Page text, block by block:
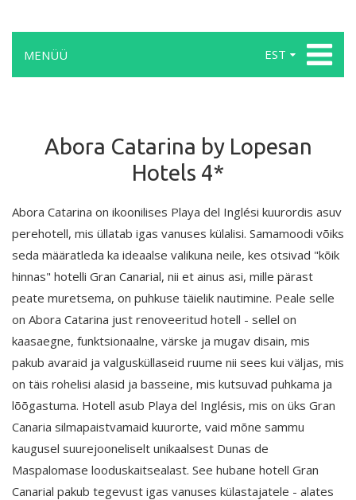
EST
MENÜÜ
Abora Catarina by Lopesan
Hotels 4*
Abora Catarina on ikoonilises Playa del Inglési kuurordis asuv
perehotell, mis üllatab igas vanuses külalisi. Samamoodi võiks
seda määratleda ka ideaalse valikuna neile, kes otsivad "kõik
hinnas" hotelli Gran Canarial, nii et ainus asi, mille pärast
peate muretsema, on puhkuse täielik nautimine. Peale selle
on Abora Catarina just renoveeritud hotell - sellel on
kaasaegne, funktsionaalne, värske ja mugav disain, mis
pakub avaraid ja valgusküllaseid ruume nii sees kui väljas, mis
on täis rohelisi alasid ja basseine, mis kutsuvad puhkama ja
lõõgastuma. Hotell asub Playa del Inglésis, mis on üks Gran
Canaria silmapaistvamaid kuurorte, vaid mõne sammu
kaugusel suurejooneliselt unikaalsest Dunas de
Maspalomase looduskaitsealast. See hubane hotell Gran
Canarial pakub tegevust igas vanuses külastajatele - alates